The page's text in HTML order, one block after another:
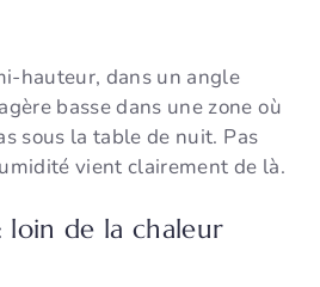
hauteur, dans un angle
basse dans une zone où
sous la table de nuit. Pas
vient clairement de là.
loin de la chaleur